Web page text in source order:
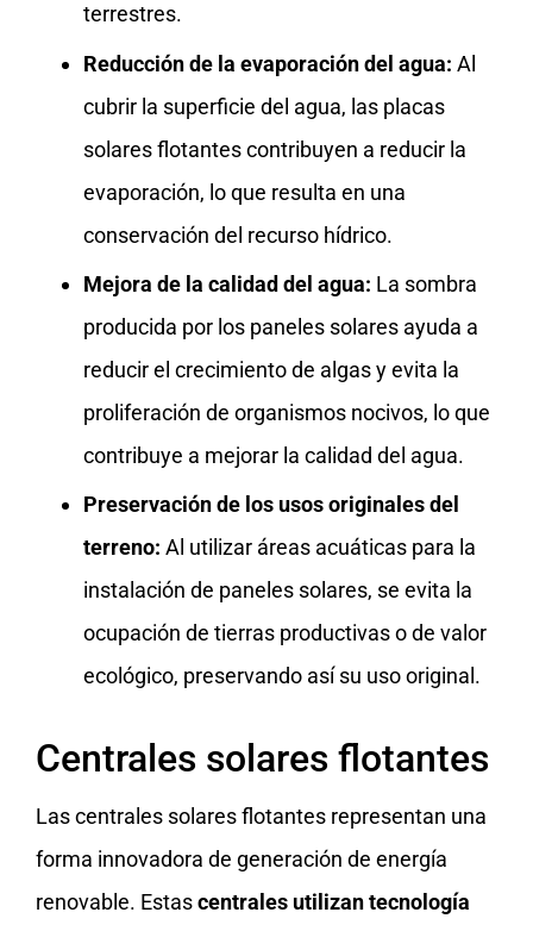
terrestres.
Reducción de la evaporación del agua: Al
cubrir la superficie del agua, las placas
solares flotantes contribuyen a reducir la
evaporación, lo que resulta en una
conservación del recurso hídrico.
Mejora de la calidad del agua: La sombra
producida por los paneles solares ayuda a
reducir el crecimiento de algas y evita la
proliferación de organismos nocivos, lo que
contribuye a mejorar la calidad del agua.
Preservación de los usos originales del
terreno: Al utilizar áreas acuáticas para la
instalación de paneles solares, se evita la
ocupación de tierras productivas o de valor
ecológico, preservando así su uso original.
Centrales solares flotantes
Las centrales solares flotantes representan una
forma innovadora de generación de energía
renovable. Estascentrales utilizan tecnología